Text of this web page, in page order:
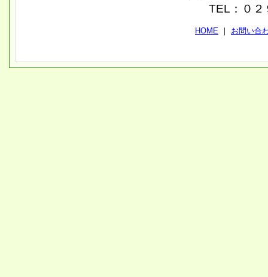
TEL：０２
HOME ｜ お問い合